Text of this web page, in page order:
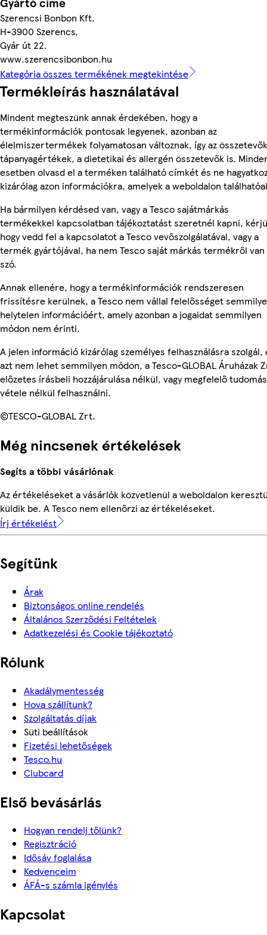
Szerencsi Bonbon Kft.
H-3900 Szerencs,
Gyár út 22.
www.szerencsibonbon.hu
Kategória összes termékének megtekintése
Termékleírás használatával
Mindent megteszünk annak érdekében, hogy a
termékinformációk pontosak legyenek, azonban az
élelmiszertermékek folyamatosan változnak, így az
tápanyagértékek, a dietetikai és allergén összetevők is.
esetben olvasd el a terméken található címkét és ne
kizárólag azon információkra, amelyek a weboldalon
Ha bármilyen kérdésed van, vagy a Tesco sajátmárkás
termékekkel kapcsolatban tájékoztatást szeretnél kapni,
hogy vedd fel a kapcsolatot a Tesco vevőszolgálatával, vagy a
termék gyártójával, ha nem Tesco saját márkás termékről van
szó.
Annak ellenére, hogy a termékinformációk rendszeresen
frissítésre kerülnek, a Tesco nem vállal felelősséget
helytelen információért, amely azonban a jogaidat semmilyen
módon nem érinti.
A jelen információ kizárólag személyes felhasználásra szolgál,
azt nem lehet semmilyen módon, a Tesco-GLOBAL Áruházak
előzetes írásbeli hozzájárulása nélkül, vagy megfelelő
vétele nélkül felhasználni.
©TESCO-GLOBAL Zrt.
Még nincsenek értékelések
Segíts a többi vásárlónak
Az értékeléseket a vásárlók közvetlenül a weboldalon
küldik be. A Tesco nem ellenőrzi az értékeléseket.
Írj értékelést
Segítünk
Árak
Biztonságos online rendelés
Általános Szerződési Feltételek
Adatkezelési és Cookie tájékoztató
Rólunk
Akadálymentesség
Hova szállítunk?
Szolgáltatás díjak
Süti beállítások
Fizetési lehetőségek
Tesco.hu
Clubcard
Első bevásárlás
Hogyan rendelj tőlünk?
Regisztráció
Idősáv foglalása
Kedvenceim
ÁFÁ-s számla igénylés
Kapcsolat